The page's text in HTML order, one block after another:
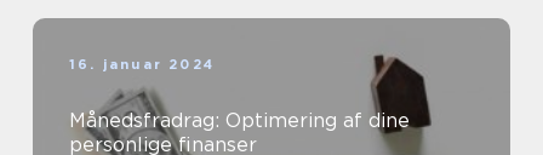
16. januar 2024
Månedsfradrag: Optimering af dine
personlige finanser